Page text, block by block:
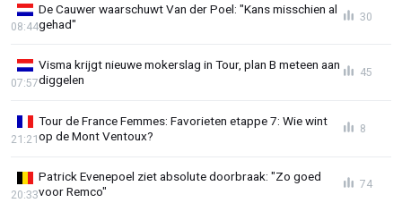
De Cauwer waarschuwt Van der Poel: "Kans misschien al
gehad"
08:44
30
Visma krijgt nieuwe mokerslag in Tour, plan B meteen aan
diggelen
07:57
45
Tour de France Femmes: Favorieten etappe 7: Wie wint
op de Mont Ventoux?
21:21
8
Patrick Evenepoel ziet absolute doorbraak: "Zo goed
voor Remco"
20:33
74